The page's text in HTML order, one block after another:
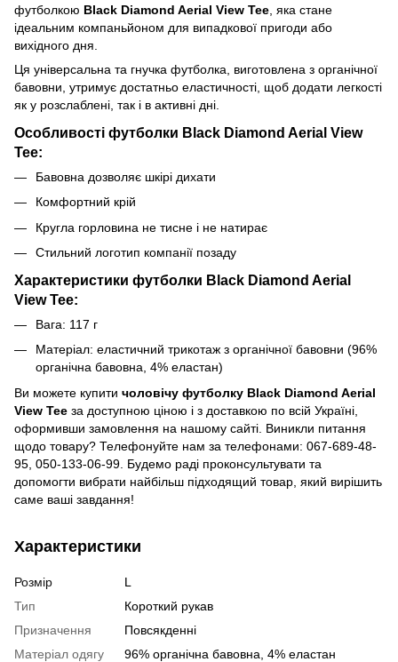
футболкою Black Diamond Aerial View Tee , яка стане
ідеальним компаньйоном для випадкової пригоди або
вихідного дня.
Ця універсальна та гнучка футболка, виготовлена з органічної
бавовни, утримує достатньо еластичності, щоб додати легкості
як у розслаблені, так і в активні дні.
Особливості футболки Black Diamond Aerial View
Tee:
Бавовна дозволяє шкірі дихати
Комфортний крій
Кругла горловина не тисне і не натирає
Стильний логотип компанії позаду
Характеристики футболки Black Diamond Aerial
View Tee:
Вага: 117 г
Матеріал: еластичний трикотаж з органічної бавовни (96%
органічна бавовна, 4% еластан)
Ви можете купити чоловічу футболку Black Diamond Aerial
View Tee за доступною ціною і з доставкою по всій Україні,
оформивши замовлення на нашому сайті. Виникли питання
щодо товару? Телефонуйте нам за телефонами: 067-689-48-
95, 050-133-06-99. Будемо раді проконсультувати та
допомогти вибрати найбільш підходящий товар, який вирішить
саме ваші завдання!
Характеристики
Розмір
L
Тип
Короткий рукав
Призначення
Повсякденні
Матеріал одягу
96% органічна бавовна, 4% еластан